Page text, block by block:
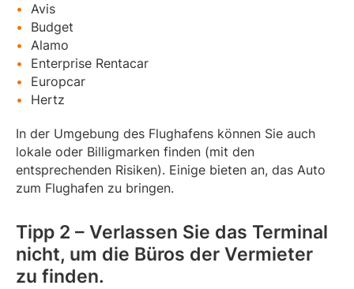
Avis
Budget
Alamo
Enterprise Rentacar
Europcar
Hertz
In der Umgebung des Flughafens können Sie auch
lokale oder Billigmarken finden (mit den
entsprechenden Risiken). Einige bieten an, das Auto
zum Flughafen zu bringen.
Tipp 2 – Verlassen Sie das Terminal
nicht, um die Büros der Vermieter
zu finden.